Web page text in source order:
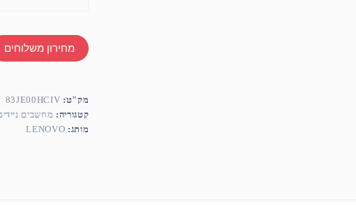
מחירון משלוחים
מק"ט: 83JE00HCIV
קטגוריה: מחשבים
מותג: LENOVO